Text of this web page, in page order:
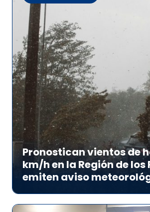
Pronostican vientos de
km/h en la Región de los
emiten aviso